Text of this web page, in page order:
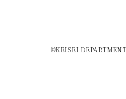
©KEISEI